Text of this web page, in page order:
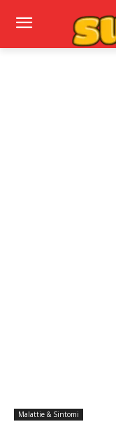
Malattie & Sintomi